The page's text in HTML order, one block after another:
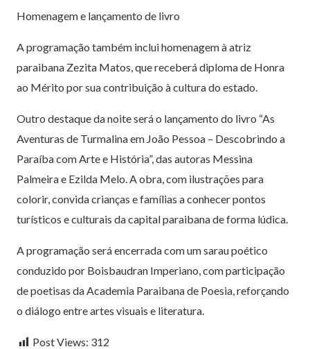
Homenagem e lançamento de livro
A programação também inclui homenagem à atriz
paraibana Zezita Matos, que receberá diploma de Honra
ao Mérito por sua contribuição à cultura do estado.
Outro destaque da noite será o lançamento do livro “As
Aventuras de Turmalina em João Pessoa – Descobrindo a
Paraíba com Arte e História”, das autoras Messina
Palmeira e Ezilda Melo. A obra, com ilustrações para
colorir, convida crianças e famílias a conhecer pontos
turísticos e culturais da capital paraibana de forma lúdica.
A programação será encerrada com um sarau poético
conduzido por Boisbaudran Imperiano, com participação
de poetisas da Academia Paraibana de Poesia, reforçando
o diálogo entre artes visuais e literatura.
Post Views: 312